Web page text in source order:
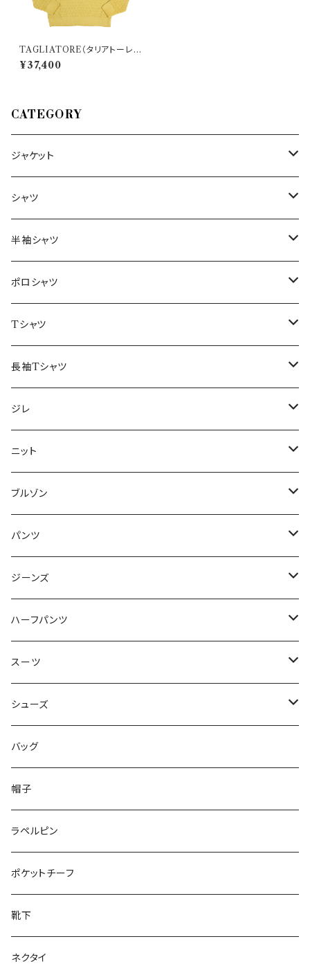
TAGLIATORE（タリアトーレ）
ショールカラーニット MALLT5
04 31465
¥37,400
CATEGORY
ジャケット
～44/S
46/M
48/L
50/XL～
シャツ
～44/S
46/M
48/L
50/XL～
半袖シャツ
～44/S
46/M
48/L
50/XL～
ポロシャツ
～44/S
46/M
48/L
50/XL～
Tシャツ
～44/S
46/M
48/L
50/XL～
長袖Tシャツ
～44/S
46/M
48/L
50/XL～
ジレ
～44/S
46/M
48/L
50/XL～
ニット
～44/S
46/M
48/L
50/XL～
ブルゾン
～44/S
46/M
48/L
50/XL～
パンツ
～44/S
46/M
48/L
50/XL～
ジーンズ
～44/S
46/M
48/L
50/XL～
ハーフパンツ
～44/S
46/M
48/L
50/XL～
スーツ
～44/S
46/M
48/L
50/XL～
シューズ
～25.5cm
26cm～
27cm～
28cm～
バッグ
帽子
ラペルピン
ポケットチーフ
靴下
ネクタイ